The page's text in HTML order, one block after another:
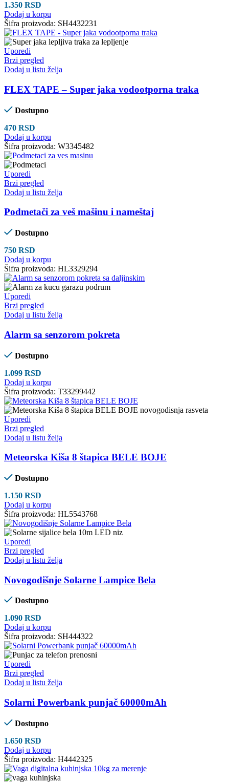
1.350 RSD
Dodaj u korpu
Šifra proizvoda: SH4432231
Uporedi
Brzi pregled
Dodaj u listu želja
FLEX TAPE – Super jaka vodootporna traka
Dostupno
470 RSD
Dodaj u korpu
Šifra proizvoda: W3345482
Uporedi
Brzi pregled
Dodaj u listu želja
Podmetači za veš mašinu i nameštaj
Dostupno
750 RSD
Dodaj u korpu
Šifra proizvoda: HL3329294
Uporedi
Brzi pregled
Dodaj u listu želja
Alarm sa senzorom pokreta
Dostupno
1.099 RSD
Dodaj u korpu
Šifra proizvoda: T33299442
Uporedi
Brzi pregled
Dodaj u listu želja
Meteorska Kiša 8 štapica BELE BOJE
Dostupno
1.150 RSD
Dodaj u korpu
Šifra proizvoda: HL5543768
Uporedi
Brzi pregled
Dodaj u listu želja
Novogodišnje Solarne Lampice Bela
Dostupno
1.090 RSD
Dodaj u korpu
Šifra proizvoda: SH444322
Uporedi
Brzi pregled
Dodaj u listu želja
Solarni Powerbank punjač 60000mAh
Dostupno
1.650 RSD
Dodaj u korpu
Šifra proizvoda: H4442325